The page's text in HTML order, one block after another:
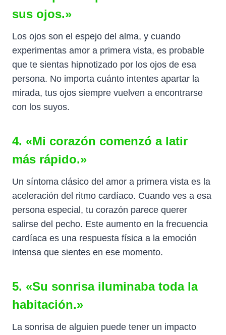
sus ojos.»
Los ojos son el espejo del alma, y cuando
experimentas amor a primera vista, es probable
que te sientas hipnotizado por los ojos de esa
persona. No importa cuánto intentes apartar la
mirada, tus ojos siempre vuelven a encontrarse
con los suyos.
4. «Mi corazón comenzó a latir
más rápido.»
Un síntoma clásico del amor a primera vista es la
aceleración del ritmo cardíaco. Cuando ves a esa
persona especial, tu corazón parece querer
salirse del pecho. Este aumento en la frecuencia
cardíaca es una respuesta física a la emoción
intensa que sientes en ese momento.
5. «Su sonrisa iluminaba toda la
habitación.»
La sonrisa de alguien puede tener un impacto